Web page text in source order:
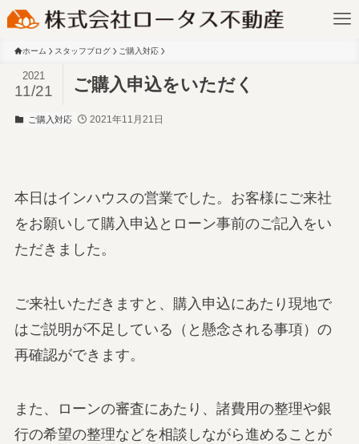
ホーム スタッフブログ ご購入対応
ご購入申込をいただく
2021
11/21
ご購入対応 2021年11月21日
本日はインハウスの営業でした。お客様にご来社
をお願いして購入申込とローン事前のご記入をい
ただきました。
ご来社いただきますと、購入申込にあたり現地で
はご説明が不足している（と懸念される事項）の
再確認ができます。
また、ローンの審査にあたり、諸費用の整理や銀
行の希望の整理などを相談しながら進めることが